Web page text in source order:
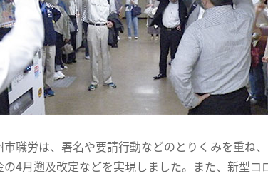
市職労は、署名や要請行動などのとりくみを重ね
の4月遡及改定などを実現しました。また、新型